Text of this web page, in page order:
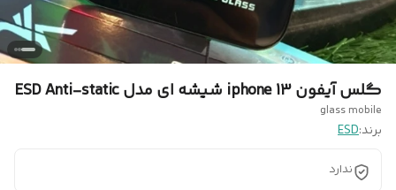
گلس آیفون iphone 13 شیشه ای مدل ESD Anti-static
glass mobile
برند:ESD
ندارد